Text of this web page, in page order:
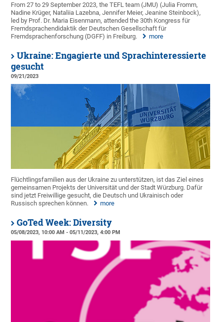
From 27 to 29 September 2023, the TEFL team (JMU) (Julia Fromm,
Nadine Krüger, Nataliia Lazebna, Jennifer Meier, Jeanine Steinbock),
led by Prof. Dr. Maria Eisenmann, attended the 30th Kongress für
Fremdsprachendidaktik der Deutschen Gesellschaft für
Fremdsprachenforschung (DGFF) in Freiburg.
more
Ukraine: Engagierte und Sprachinteressierte
gesucht
09/21/2023
Flüchtlingsfamilien aus der Ukraine zu unterstützen, ist das Ziel eines
gemeinsamen Projekts der Universität und der Stadt Würzburg. Dafür
sind jetzt Freiwillige gesucht, die Deutsch und Ukrainisch oder
Russisch sprechen können.
more
GoTed Week: Diversity
05/08/2023, 10:00 AM - 05/11/2023, 4:00 PM